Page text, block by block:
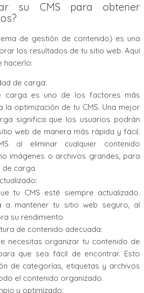
su CMS para obtener
de gestión de contenido) es una
los resultados de tu sitio web. Aquí
hacerlo:
de carga:
carga es uno de los factores más
la optimización de tu CMS. Una mejor
significa que los usuarios podrán
web de manera más rápida y fácil.
al eliminar cualquier contenido
imágenes o archivos grandes, para
de carga.
tu CMS esté siempre actualizado.
a mantener tu sitio web seguro, al
su rendimiento.
de contenido adecuada:
necesitas organizar tu contenido de
que sea fácil de encontrar. Esto
de categorías, etiquetas y archivos
el contenido organizado.
y optimizado: